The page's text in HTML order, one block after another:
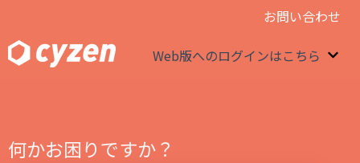
お問い合わせ
Web版へのログインはこちら
何かお困りですか？